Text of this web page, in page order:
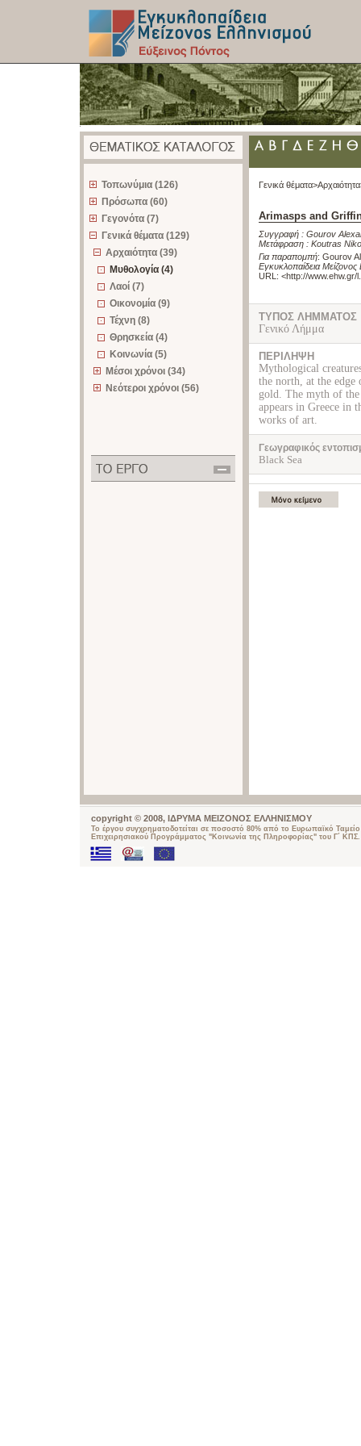
Τοπωνύμια (126)
Πρόσωπα (60)
Γεγονότα (7)
Γενικά θέματα (129)
Αρχαιότητα (39)
Μυθολογία (4)
Λαοί (7)
Οικονομία (9)
Τέχνη (8)
Θρησκεία (4)
Κοινωνία (5)
Μέσοι χρόνοι (34)
Νεότεροι χρόνοι (56)
Γενικά θέματα>
Arimasps and
Συγγραφή : Gourov
Μετάφραση : Koutras
Για παραπομπή: Gourov
Εγκυκλοπαίδεια
URL: <http://www.ehw.gr/
ΤΥΠΟΣ ΛΗΜΜΑΤΟΣ
Γενικό Λήμμα
ΠΕΡΙΛΗΨΗ
Mythological
the north, at the edge
gold. The myth of
appears in Greece in
works of art.
Γεωγραφικός
Black Sea
copyright © 2008, ΙΔΡΥΜΑ ΜΕΙΖΟΝΟΣ ΕΛΛΗΝΙΣΜΟΥ
Το έργου συγχρηματοδοτείται σε ποσοστό 80% από το Ευρωπαϊκό
Επιχειρησιακού Προγράμματος "Κοινωνία της Πληροφορίας" του Γ΄ ΚΠΣ.